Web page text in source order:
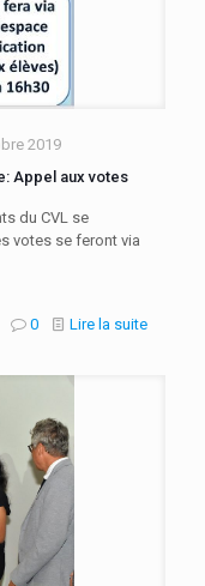
2019
Appel aux votes
du CVL se
votes se feront via
0 Lire la suite